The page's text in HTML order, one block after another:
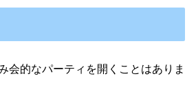
会的なパーティを開くことはありま